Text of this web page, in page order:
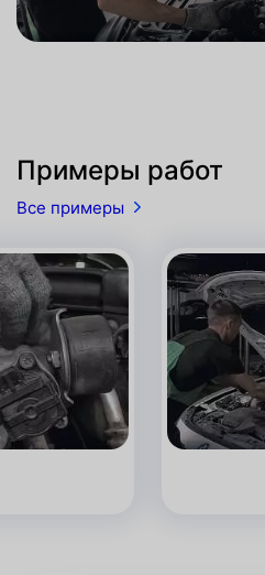
Примеры работ
Все примеры